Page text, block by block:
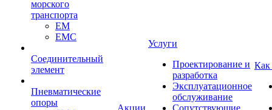
морского
транспорта
EM
EMC
Cоединительный
элемент
Пневматические
опоры
Акции
Услуги
Проектирование и
разработка
Эксплуатационное
обслуживание
Сопутствующие
Как